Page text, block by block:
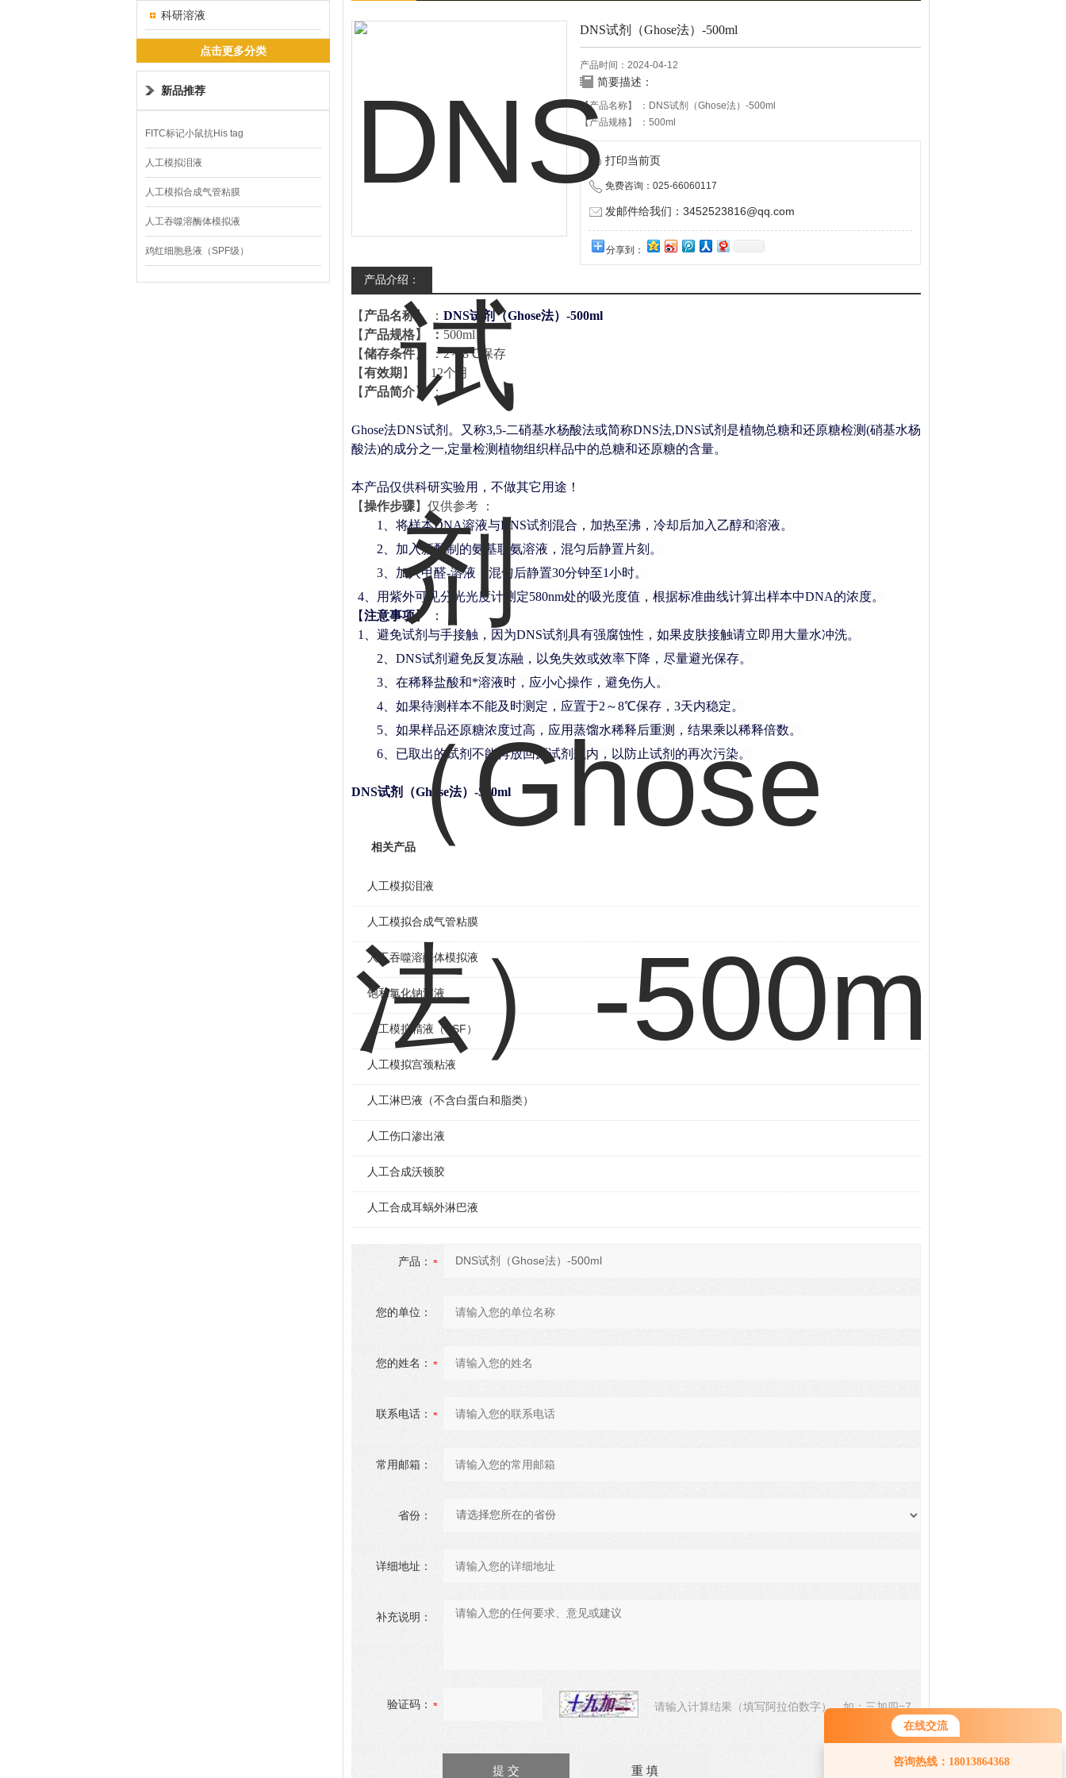
在线交流
咨询热线：18013864368
您好！欢迎前来咨询，很高兴为您
服务，请问您要咨询什么问题呢？
科研溶液
点击更多分类
新品推荐
FITC标记小鼠抗His tag
人工模拟泪液
人工模拟合成气管粘膜
人工吞噬溶酶体模拟液
鸡红细胞悬液（SPF级）
DNS试剂（Ghose法）-500ml
产品时间：2024-04-12
简要描述：
【产品名称】 ：DNS试剂（Ghose法）-500ml
【产品规格】 ：500ml
【储存条件】 ：2～8℃保存
【有效期】 ：12个月
本产品仅供科研实验用，不做其他用途。
打印当前页
免费咨询：025-66060117
发邮件给我们：3452523816@qq.com
分享到：
产品介绍：
【 产品名称 】 ： DNS试剂（Ghose法）-500ml
【 产品规格】 ： 500ml
【储存条件】 ：2～8℃保存
【有效期 】
12个月
【 产品简介】 ：
Ghose法DNS试剂。又称3,5-二硝基水杨酸法或简称DNS法,DNS试剂是植物总糖和还原糖检测(硝基水杨
酸法)的成分之一,定量检测植物组织样品中的总糖和还原糖的含量。
本产品仅供科研实验用，不做其它用途！
【操作步骤】 仅供参考
：
1、 将样本DNA溶液与DNS试剂混合，加热至沸，冷却后加入乙醇和溶液。
2、 加入新配制的氨基联氨溶液，混匀后静置片刻。
3、 加入甲醛-溶液，混匀后静置30分钟至1小时。
4、
用紫外可见分光光度计测定580nm处的吸光度值，根据标准曲线计算出样本中DNA的浓度。
【注意事项】
：
1、 避免试剂与手接触，因为DNS试剂具有强腐蚀性，如果皮肤接触请立即用大量水冲洗。
2、 DNS试剂避免反复冻融，以免失效或效率下降，尽量避光保存。
3、 在稀释盐酸和*溶液时，应小心操作，避免伤人。
4、 如果待测样本不能及时测定，应置于2～8℃保存，3天内稳定。
5、 如果样品还原糖浓度过高，应用蒸馏水稀释后重测，结果乘以稀释倍数。
6、 已取出的试剂不能再放回原试剂瓶内，以防止试剂的再次污染。
DNS试剂（Ghose法）-500ml
相关产品
人工模拟泪液
人工模拟合成气管粘膜
人工吞噬溶酶体模拟液
饱和氯化钠溶液
人工模拟精液（SSF）
人工模拟宫颈粘液
人工淋巴液（不含白蛋白和脂类）
人工伤口渗出液
人工合成沃顿胶
人工合成耳蜗外淋巴液
产品：
您的单位：
您的姓名：
联系电话：
常用邮箱：
省份：
详细地址：
补充说明：
验证码： 请输入计算结果（填写阿拉伯数字），如：三加四=7